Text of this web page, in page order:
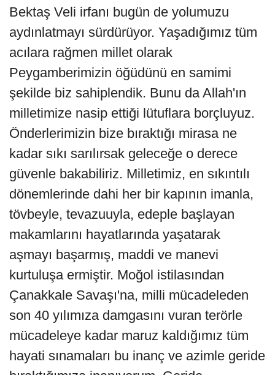
Bektaş Veli irfanı bugün de yolumuzu
aydınlatmayı sürdürüyor. Yaşadığımız tüm
acılara rağmen millet olarak
Peygamberimizin öğüdünü en samimi
şekilde biz sahiplendik. Bunu da Allah'ın
milletimize nasip ettiği lütuflara borçluyuz.
Önderlerimizin bize bıraktığı mirasa ne
kadar sıkı sarılırsak geleceğe o derece
güvenle bakabiliriz. Milletimiz, en sıkıntılı
dönemlerinde dahi her bir kapının imanla,
tövbeyle, tevazuuyla, edeple başlayan
makamlarını hayatlarında yaşatarak
aşmayı başarmış, maddi ve manevi
kurtuluşa ermiştir. Moğol istilasından
Çanakkale Savaşı'na, milli mücadeleden
son 40 yılımıza damgasını vuran terörle
mücadeleye kadar maruz kaldığımız tüm
hayati sınamaları bu inanç ve azimle geride